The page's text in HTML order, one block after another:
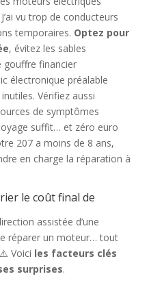
vu trop de conducteurs
temporaires. Optez pour
, évitez les sables
gouffre financier
électronique préalable
Vérifiez aussi
de symptômes
suffit… et zéro euro
207 a moins de 8 ans,
en charge la réparation à
le coût final de
assistée d’une
réparer un moteur… tout
Voici les facteurs clés
surprises.